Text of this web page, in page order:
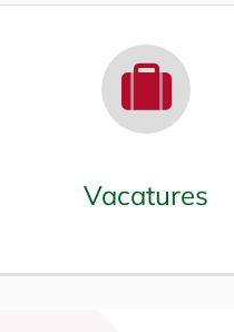
Vacatures